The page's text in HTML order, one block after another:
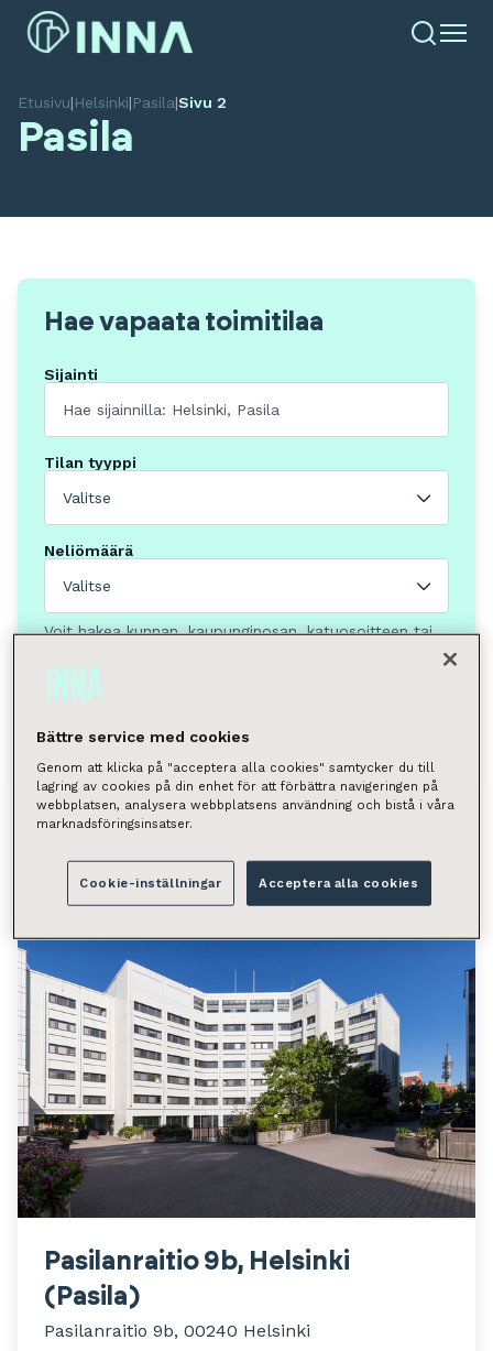
Etusivu|Helsinki|Pasila|Sivu 2
Pasila
Hae vapaata toimitilaa
Sijainti
Tilan tyyppi
Valitse
Neliömäärä
Valitse
Voit hakea kunnan, kaupunginosan, katuosoitteen tai
Helsinki, Pasila
Pasilanraitio 9b, Helsinki
(Pasila)
Pasilanraitio 9b, 00240 Helsinki
Bättre service med cookies
Genom att klicka på "acceptera alla cookies" samtycker du till
lagring av cookies på din enhet för att förbättra navigeringen på
webbplatsen, analysera webbplatsens användning och bistå i våra
marknadsföringsinsatser.
Cookie-inställningar Acceptera alla cookies